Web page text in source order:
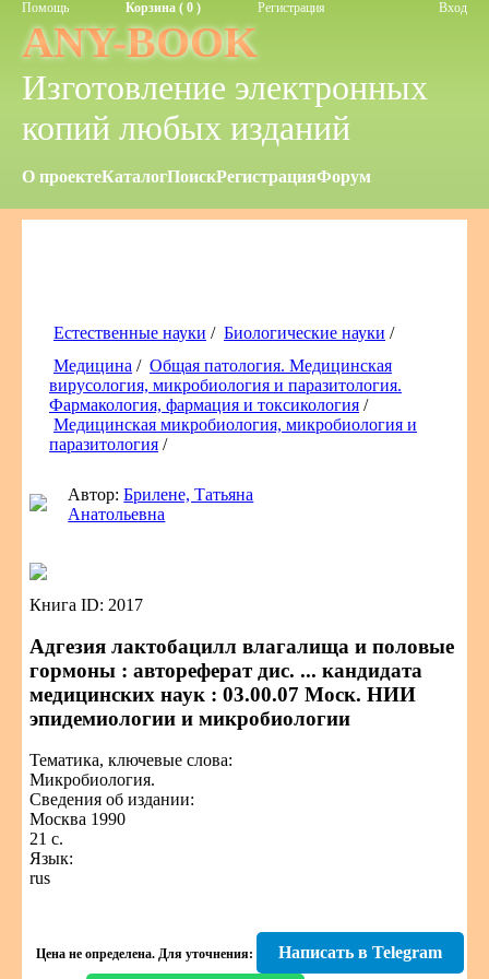
Помощь Корзина ( 0 ) Регистрация Вход
ANY-BOOK
Изготовление электронных
копий любых изданий
О проектеКаталогПоискРегистрацияФорум
Естественные науки / Биологические науки /
Медицина / Общая патология. Медицинская
вирусология, микробиология и паразитология.
Фармакология, фармация и токсикология /
Медицинская микробиология, микробиология и
паразитология /
Автор:Брилене, Татьяна
Анатольевна
Книга ID: 2017
Адгезия лактобацилл влагалища и половые
гормоны : автореферат дис. ... кандидата
медицинских наук : 03.00.07 Моск. НИИ
эпидемиологии и микробиологии
Тематика, ключевые слова:
Микробиология.
Сведения об издании:
Москва 1990
21 с.
Язык:
rus
Цена не определена. Для уточнения: Написать в Telegram